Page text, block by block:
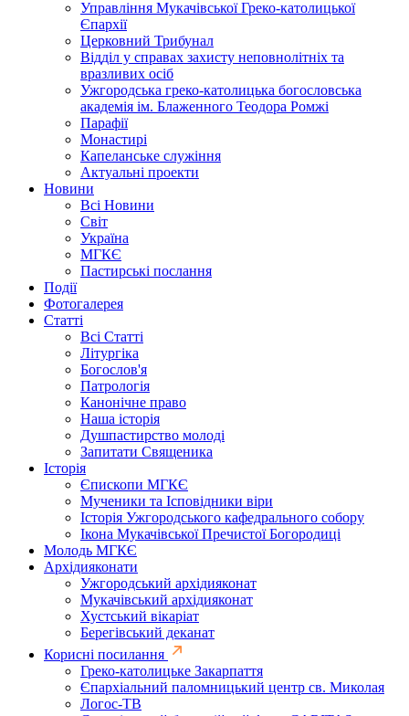
Управління Мукачівської Греко-католицької
Єпархії
Церковний Трибунал
Відділ у справах захисту неповнолітніх та
вразливих осіб
Ужгородська греко-католицька богословська
академія ім. Блаженного Теодора Ромжі
Парафії
Монастирі
Капеланське служіння
Актуальні проекти
Новини
Всі Новини
Світ
Україна
МГКЄ
Пастирські послання
Події
Фотогалерея
Статті
Всі Статті
Літургіка
Богослов'я
Патрологія
Канонічне право
Наша історія
Душпастирство молоді
Запитати Священика
Історія
Єпископи МГКЄ
Мученики та Ісповідники віри
Історія Ужгородського кафедрального собору
Ікона Мукачівської Пречистої Богородиці
Молодь МГКЄ
Архідияконати
Ужгородський архідияконат
Мукачівський архідияконат
Хустський вікаріат
Берегівський деканат
Корисні посилання
Греко-католицьке Закарпаття
Єпархіальний паломницький центр св. Миколая
Логос-ТВ